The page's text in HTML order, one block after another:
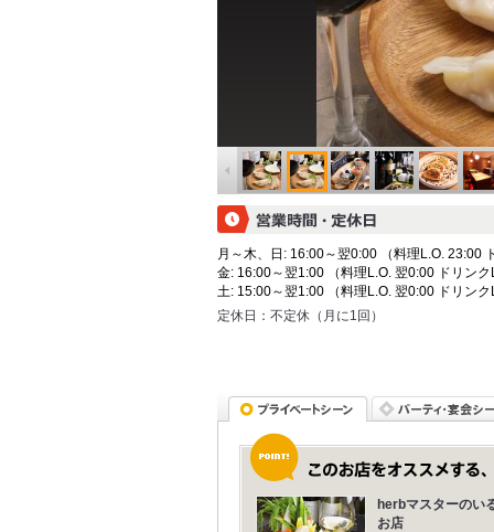
月～木、日: 16:00～翌0:00 （料理L.O. 23:00
金: 16:00～翌1:00 （料理L.O. 翌0:00 ドリン
土: 15:00～翌1:00 （料理L.O. 翌0:00 ドリン
定休日： 不定休（月に1回）
herbマスターのい
お店